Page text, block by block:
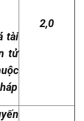
tài
tử
2,0